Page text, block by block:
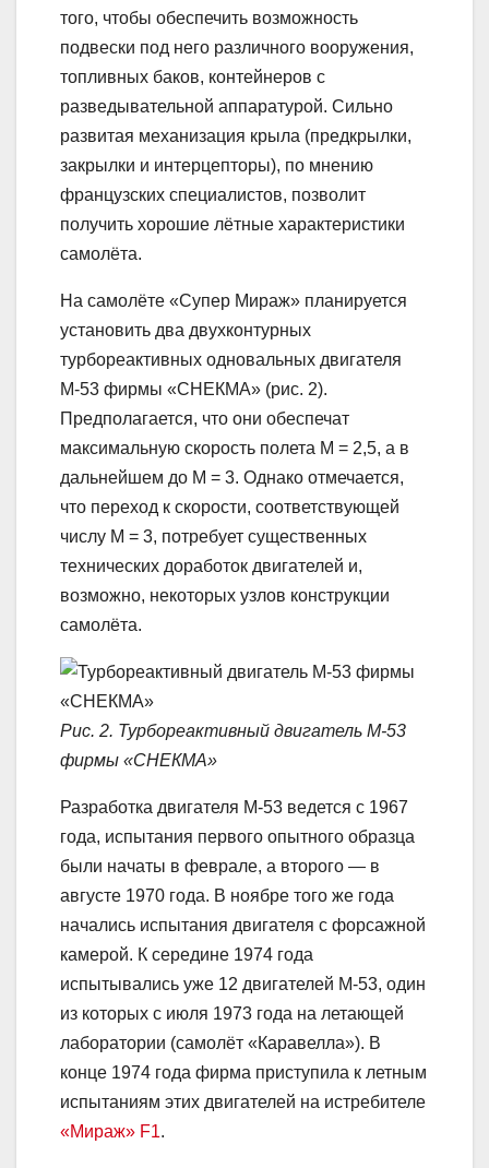
того, чтобы обеспечить возможность
подвески под него различного вооружения,
топливных баков, контейнеров с
разведывательной аппаратурой. Сильно
развитая механизация крыла (предкрылки,
закрылки и интерцепторы), по мнению
французских специалистов, позволит
получить хорошие лётные характеристики
самолёта.
На самолёте «Супер Мираж» планируется
установить два двухконтурных
турбореактивных одновальных двигателя
М-53 фирмы «СНЕКМА» (рис. 2).
Предполагается, что они обеспечат
максимальную скорость полета М = 2,5, а в
дальнейшем до М = 3. Однако отмечается,
что переход к скорости, соответствующей
числу М = 3, потребует существенных
технических доработок двигателей и,
возможно, некоторых узлов конструкции
самолёта.
Рис. 2. Турбореактивный двигатель М-53
фирмы «СНЕКМА»
Разработка двигателя М-53 ведется с 1967
года, испытания первого опытного образца
были начаты в феврале, а второго — в
августе 1970 года. В ноябре того же года
начались испытания двигателя с форсажной
камерой. К середине 1974 года
испытывались уже 12 двигателей М-53, один
из которых с июля 1973 года на летающей
лаборатории (самолёт «Каравелла»). В
конце 1974 года фирма приступила к летным
испытаниям этих двигателей на истребителе
«Мираж» F1.